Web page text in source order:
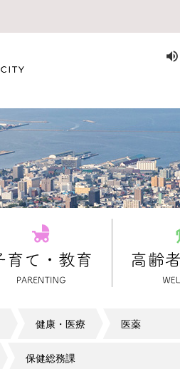
健康・医療 医薬
保健総務課